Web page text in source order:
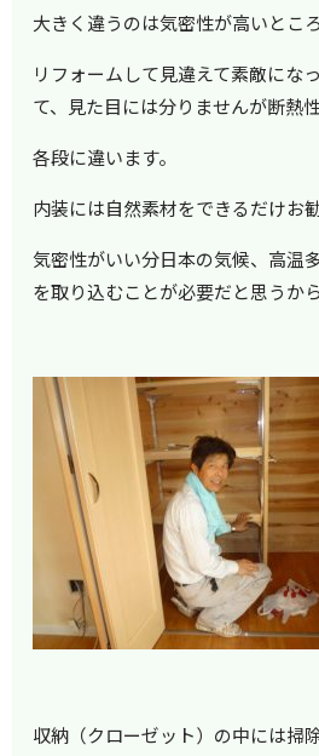
大きく違うのは気密性が高いところ
リフォームして見違えて素敵にな
て、見た目には分りませんが断熱
各段に違います。
内装には自然素材をできるだけお
気密性がいい分日本の気候、高温
を取り込むことが必要だと思うから
収納（クローゼット）の中には掃